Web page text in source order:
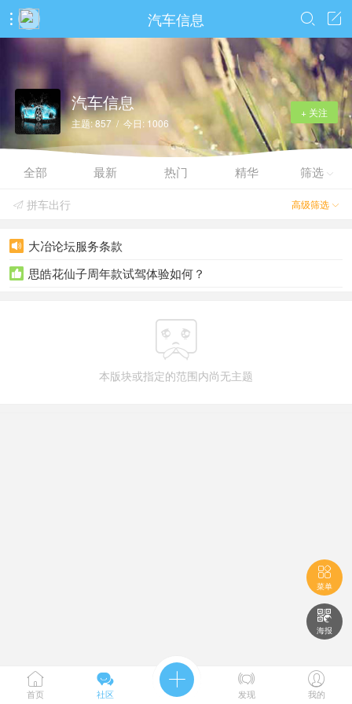
 汽车信息 

+ 关注
汽车信息
主题: 857 / 今日: 1006
全部 最新 热门 精华 筛选 
高级筛选 
 拼车出行
 大冶论坛服务条款
 思皓花仙子周年款试驾体验如何？

本版块或指定的范围内尚无主题

菜单

海报

首页

社区
 
发现

我的